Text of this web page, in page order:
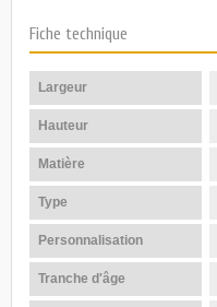
Fiche technique
Largeur
Hauteur
Matière
Type
Personnalisation
Tranche d'âge